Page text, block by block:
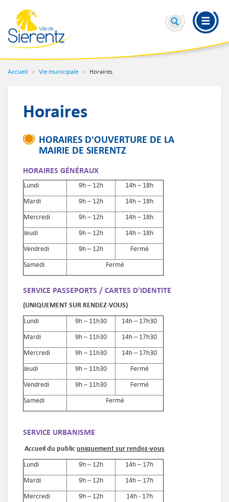
Accueil Vie municipale Horaires
Horaires
HORAIRES D'OUVERTURE DE LA
MAIRIE DE SIERENTZ
HORAIRES GÉNÉRAUX
Lundi 9h – 12h
14h – 18h
Mardi
9h – 12h
14h – 18h
Mercredi
9h – 12h
14h – 18h
Jeudi
9h – 12h
14h – 18h
Vendredi
9h – 12h
Fermé
Samedi
Fermé
SERVICE PASSEPORTS / CARTES D'IDENTITE
(UNIQUEMENT SUR RENDEZ-VOUS)
Lundi 9h – 11h30 14h– 17h30
Mardi
9h – 11h30 14h– 17h30
Mercredi
9h – 11h30 14h– 17h30
Jeudi
9h – 11h30
Fermé
Vendredi
9h – 11h30
Fermé
Samedi
Fermé
SERVICE URBANISME
Accueil du publicuniquement sur rendez-vous
Lundi 9h – 12h
14h – 17h
Mardi
9h – 12h
14h – 17h
Mercredi
9h – 12h
14h - 17h